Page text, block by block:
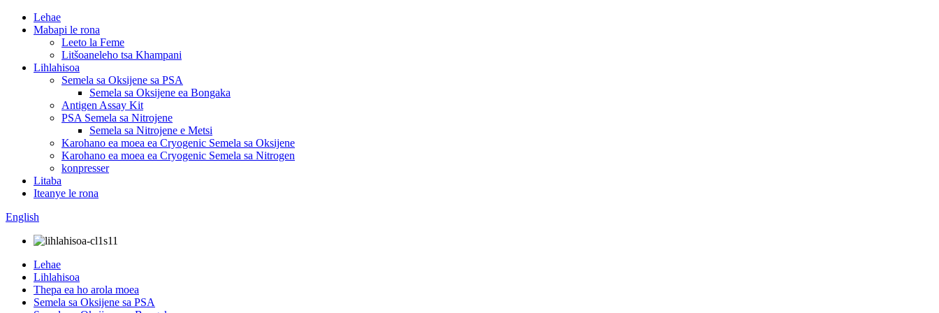
Lehae
Mabapi le rona
Leeto la Feme
Litšoaneleho tsa Khampani
Lihlahisoa
Semela sa Oksijene sa PSA
Semela sa Oksijene ea Bongaka
Antigen Assay Kit
PSA Semela sa Nitrojene
Semela sa Nitrojene e Metsi
Karohano ea moea ea Cryogenic Semela sa Oksijene
Karohano ea moea ea Cryogenic Semela sa Nitrogen
konpresser
Litaba
Iteanye le rona
English
Lehae
Lihlahisoa
Thepa ea ho arola moea
Semela sa Oksijene sa PSA